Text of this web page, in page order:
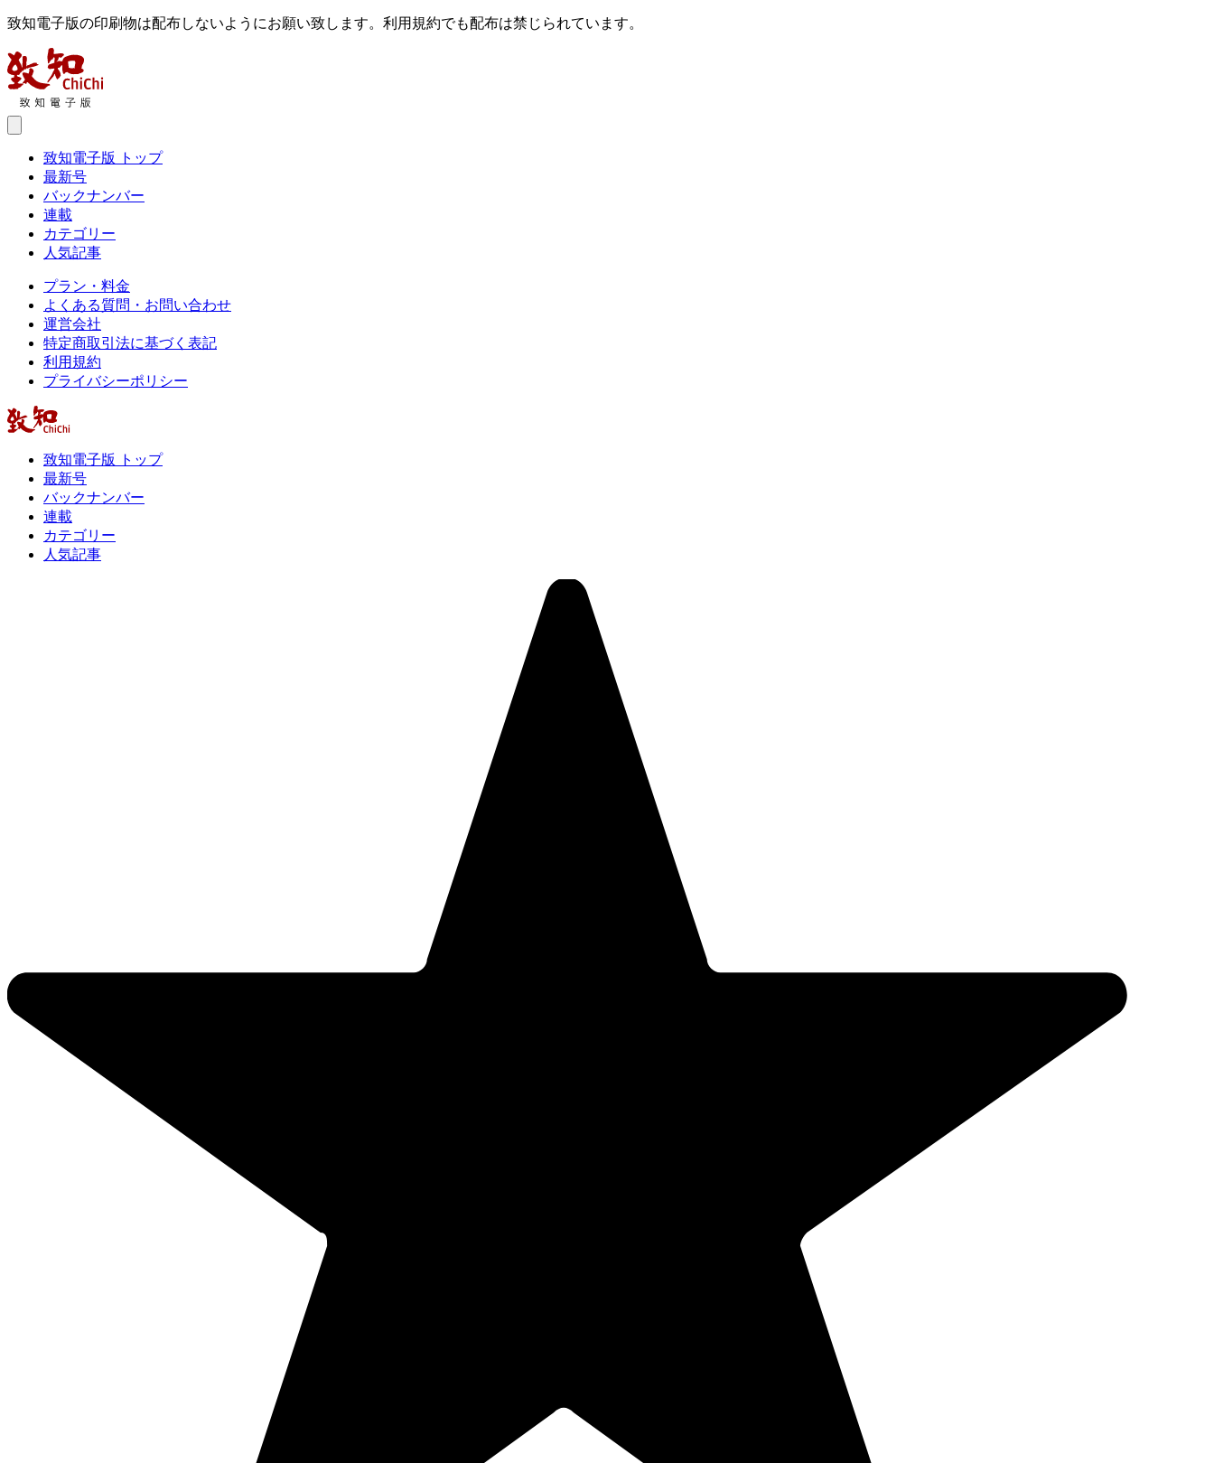
致知電子版の印刷物は配布しないようにお願い致します。利用規約でも配布は禁じられています。
致知電子版 トップ
最新号
バックナンバー
連載
カテゴリー
人気記事
プラン・料金
よくある質問・お問い合わせ
運営会社
特定商取引法に基づく表記
利用規約
プライバシーポリシー
致知電子版 トップ
最新号
バックナンバー
連載
カテゴリー
人気記事